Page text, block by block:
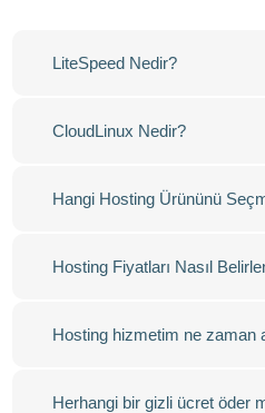
LiteSpeed Nedir?
CloudLinux Nedir?
Hangi Hosting Ürününü
Hosting Fiyatları Nasıl
Hosting hizmetim ne zaman
Herhangi bir gizli ücret öder